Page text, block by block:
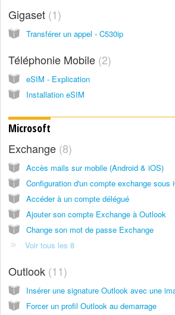
Gigaset 1
Transférer un appel - C530ip
Téléphonie Mobile 2
eSIM - Explication
Installation eSIM
Microsoft
Exchange 8
Accès mails sur mobile (Android & iOS)
Configuration d'un compte exchange sous
Accéder à un compte délégué
Ajouter son compte Exchange à Outlook
Change son mot de passe Exchange
Voir tous les 8
Outlook 11
Insérer une signature Outlook avec une
Forcer un profil Outlook au demarrage